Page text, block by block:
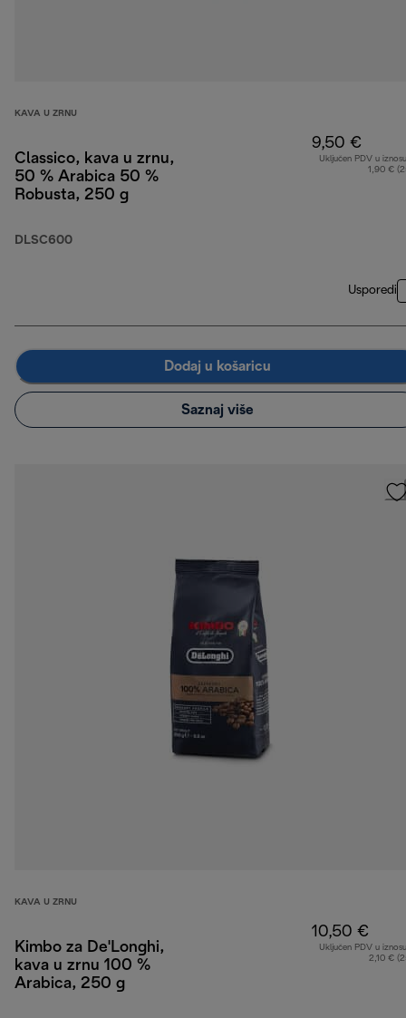
KAVA U ZRNU
Classico, kava u zrnu,
50 % Arabica 50 %
Robusta, 250 g
DLSC600
9,50 €
Uključen PDV u
1,90 €
Usporedi
Dodaj u košaricu
Saznaj više
KAVA U ZRNU
Kimbo za De'Longhi,
kava u zrnu 100 %
Arabica, 250 g
10,50 €
Uključen PDV u
2,10 €